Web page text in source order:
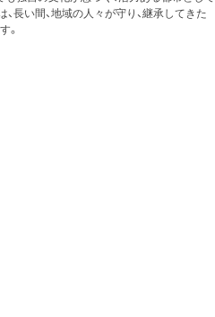
長い間、地域の人々が守り、継承してきた
。